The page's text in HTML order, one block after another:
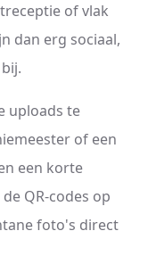
of vlak
dan erg sociaal,
uploads te
of een
een korte
QR-codes op
foto's direct